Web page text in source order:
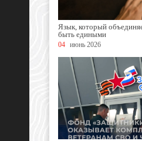
Язык, который
быть едиными
04 июнь 2026